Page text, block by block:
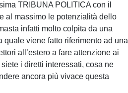
TRIBUNA POLITICA con il
al massimo le potenzialità dello
infatti molto colpita da una
quale viene fatto riferimento ad una
all’estero a fare attenzione ai
i diretti interessati, cosa ne
ancora più vivace questa